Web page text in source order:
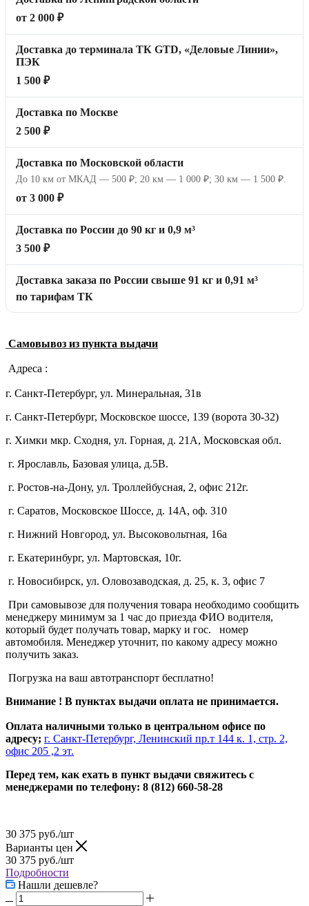
от 2 000 ₽
Доставка до терминала ТК GTD, «Деловые Линии»,
ПЭК
1 500 ₽
Доставка по Москве
2 500 ₽
Доставка по Московской области
До 10 км от МКАД — 500 ₽; 20 км — 1 000 ₽; 30 км — 1 500 ₽.
от 3 000 ₽
Доставка по России до 90 кг и 0,9 м³
3 500 ₽
Доставка заказа по России свыше 91 кг и 0,91 м³
по тарифам ТК
Самовывоз из пункта выдачи
Адреса :
г. Санкт-Петербург, ул. Минеральная, 31в
г. Санкт-Петербург, Московское шоссе, 139 (ворота 30-32)
г. Химки мкр. Сходня, ул. Горная, д. 21А, Московская обл.
г. Ярославль, Базовая улица, д.5В.
г. Ростов-на-Дону, ул. Троллейбусная, 2, офис 212г.
г. Саратов, Московское Шоссе, д. 14А, оф. 310
г. Нижний Новгород, ул. Высоковольтная, 16а
г. Екатеринбург, ул. Мартовская, 10г.
г. Новосибирск, ул. Оловозаводская, д. 25, к. 3, офис 7
При самовывозе для получения товара необходимо сообщить
менеджеру минимум за 1 час до приезда ФИО водителя,
который будет получать товар, марку и гос. номер
автомобиля. Менеджер уточнит, по какому адресу можно
получить заказ.
Погрузка на ваш автотранспорт бесплатно!
Внимание ! В пунктах выдачи оплата не принимается.
Оплата наличными только в центральном офисе по
адресу; г. Санкт-Петербург, Ленинский пр.т 144 к. 1, стр. 2,
офис 205 ,2 эт.
Перед тем, как ехать в пункт выдачи свяжитесь с
менеджерами по телефону: 8 (812) 660-58-28
30 375 руб./шт
Варианты цен
30 375 руб./шт
Подробности
Нашли дешевле?